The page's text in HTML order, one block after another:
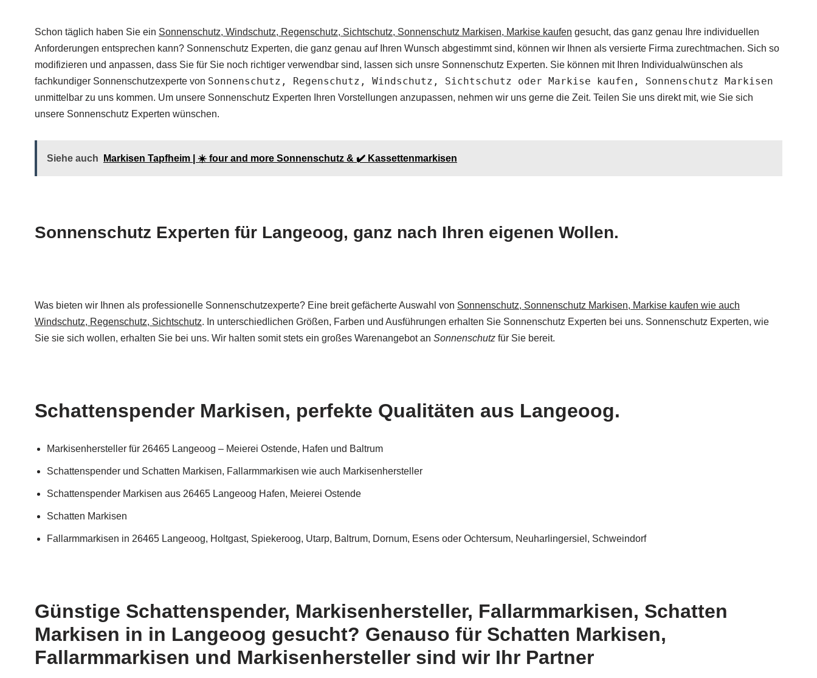
Schon täglich haben Sie ein Sonnenschutz, Windschutz, Regenschutz, Sichtschutz, Sonnenschutz Markisen, Markise kaufen gesucht, das ganz genau Ihre individuellen
Anforderungen entsprechen kann? Sonnenschutz Experten, die ganz genau auf Ihren Wunsch abgestimmt sind, können wir Ihnen als versierte Firma zurechtmachen. Sich so
modifizieren und anpassen, dass Sie für Sie noch richtiger verwendbar sind, lassen sich unsre Sonnenschutz Experten. Sie können mit Ihren Individualwünschen als
fachkundiger Sonnenschutzexperte von Sonnenschutz, Regenschutz, Windschutz, Sichtschutz oder Markise kaufen, Sonnenschutz Markisen
unmittelbar zu uns kommen. Um unsere Sonnenschutz Experten Ihren Vorstellungen anzupassen, nehmen wir uns gerne die Zeit. Teilen Sie uns direkt mit, wie Sie sich
unsere Sonnenschutz Experten wünschen.
Siehe auch Markisen Tapfheim | ☀️ four and more Sonnenschutz & ✔️ Kassettenmarkisen
Sonnenschutz Experten für Langeoog, ganz nach Ihren eigenen Wollen.
Was bieten wir Ihnen als professionelle Sonnenschutzexperte? Eine breit gefächerte Auswahl von Sonnenschutz, Sonnenschutz Markisen, Markise kaufen wie auch
Windschutz, Regenschutz, Sichtschutz. In unterschiedlichen Größen, Farben und Ausführungen erhalten Sie Sonnenschutz Experten bei uns. Sonnenschutz Experten, wie
Sie sie sich wollen, erhalten Sie bei uns. Wir halten somit stets ein großes Warenangebot an Sonnenschutz für Sie bereit.
Schattenspender Markisen, perfekte Qualitäten aus Langeoog.
Markisenhersteller für 26465 Langeoog – Meierei Ostende, Hafen und Baltrum
Schattenspender und Schatten Markisen, Fallarmmarkisen wie auch Markisenhersteller
Schattenspender Markisen aus 26465 Langeoog Hafen, Meierei Ostende
Schatten Markisen
Fallarmmarkisen in 26465 Langeoog, Holtgast, Spiekeroog, Utarp, Baltrum, Dornum, Esens oder Ochtersum, Neuharlingersiel, Schweindorf
Günstige Schattenspender, Markisenhersteller, Fallarmmarkisen, Schatten
Markisen in in Langeoog gesucht? Genauso für Schatten Markisen,
Fallarmmarkisen und Markisenhersteller sind wir Ihr Partner